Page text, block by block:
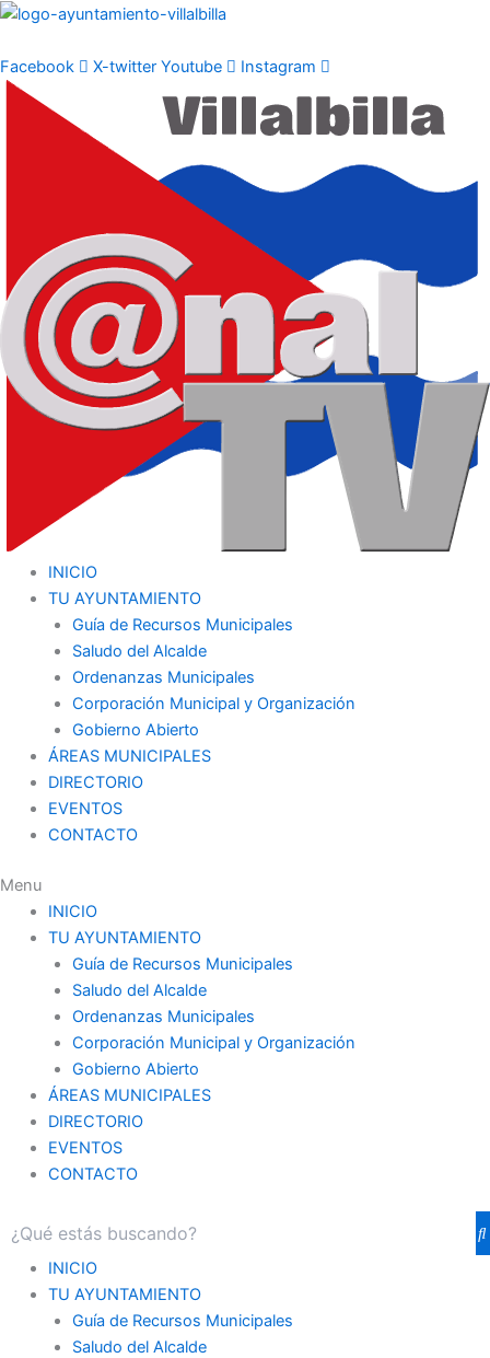
Ir
contenido
Facebook X-twitter Youtube Instagram
INICIO
TU AYUNTAMIENTO
Guía de Recursos Municipales
Saludo del Alcalde
Ordenanzas Municipales
Corporación Municipal y Organización
Gobierno Abierto
ÁREAS MUNICIPALES
DIRECTORIO
EVENTOS
CONTACTO
Menu
INICIO
TU AYUNTAMIENTO
Guía de Recursos Municipales
Saludo del Alcalde
Ordenanzas Municipales
Corporación Municipal y Organización
Gobierno Abierto
ÁREAS MUNICIPALES
DIRECTORIO
EVENTOS
CONTACTO
INICIO
TU AYUNTAMIENTO
Guía de Recursos Municipales
Saludo del Alcalde